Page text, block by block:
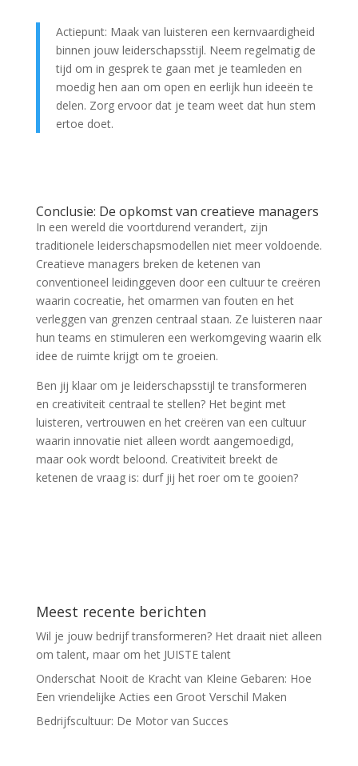
Actiepunt: Maak van luisteren een kernvaardigheid
binnen jouw leiderschapsstijl. Neem regelmatig de
tijd om in gesprek te gaan met je teamleden en
moedig hen aan om open en eerlijk hun ideeën te
delen. Zorg ervoor dat je team weet dat hun stem
ertoe doet.
Conclusie: De opkomst van creatieve managers
In een wereld die voortdurend verandert, zijn
traditionele leiderschapsmodellen niet meer voldoende.
Creatieve managers breken de ketenen van
conventioneel leidinggeven door een cultuur te creëren
waarin cocreatie, het omarmen van fouten en het
verleggen van grenzen centraal staan. Ze luisteren naar
hun teams en stimuleren een werkomgeving waarin elk
idee de ruimte krijgt om te groeien.
Ben jij klaar om je leiderschapsstijl te transformeren
en creativiteit centraal te stellen? Het begint met
luisteren, vertrouwen en het creëren van een cultuur
waarin innovatie niet alleen wordt aangemoedigd,
maar ook wordt beloond. Creativiteit breekt de
ketenen de vraag is: durf jij het roer om te gooien?
Meest recente berichten
Wil je jouw bedrijf transformeren? Het draait niet alleen
om talent, maar om het JUISTE talent
Onderschat Nooit de Kracht van Kleine Gebaren: Hoe
Een vriendelijke Acties een Groot Verschil Maken
Bedrijfscultuur: De Motor van Succes